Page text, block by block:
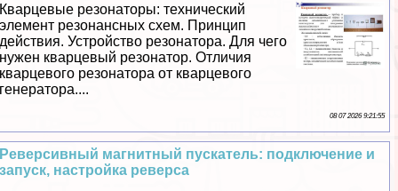
Кварцевые резонаторы: технический
элемент резонансных схем. Принцип
действия. Устройство резонатора. Для чего
нужен кварцевый резонатор. Отличия
кварцевого резонатора от кварцевого
генератора....
08 07 2026 9:21:55
Реверсивный магнитный пускатель: подключение и
запуск, настройка реверса